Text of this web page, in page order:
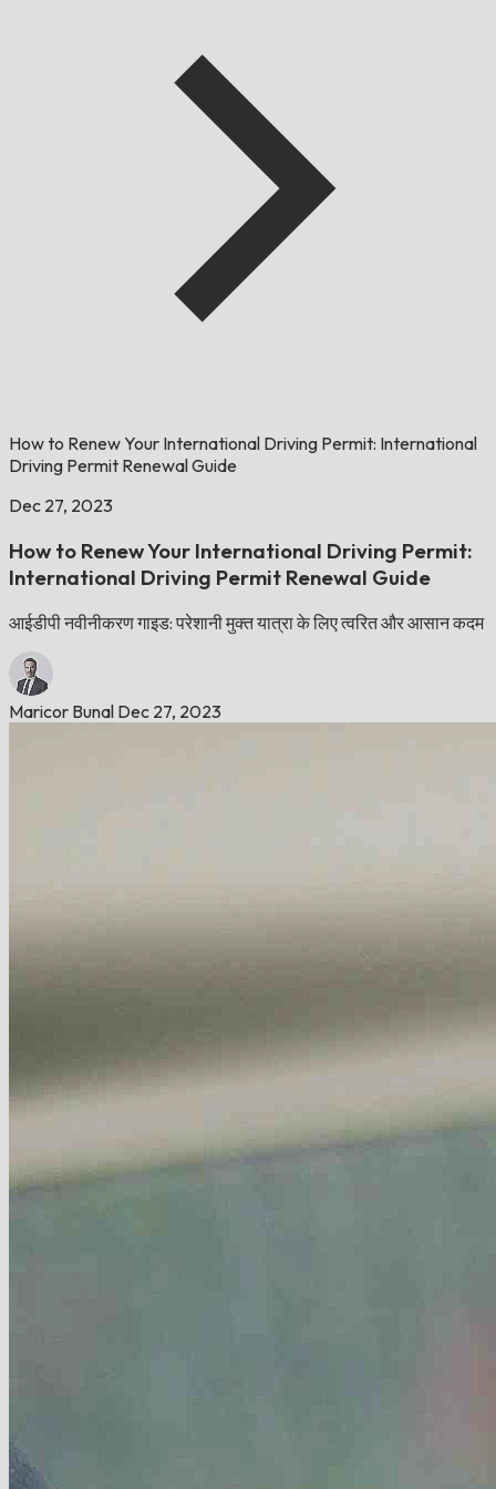
How to Renew Your International Driving Permit: International
Driving Permit Renewal Guide
Dec 27, 2023
How to Renew Your International Driving Permit:
International Driving Permit Renewal Guide
आईडीपी नवीनीकरण गाइड: परेशानी मुक्त यात्रा के लिए त्वरित और आसान कदम
Maricor Bunal Dec 27, 2023